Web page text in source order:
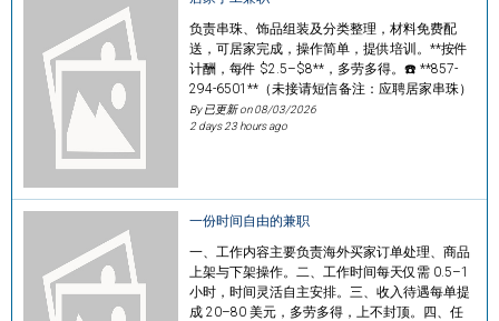
负责串珠、饰品组装及分类整理，材料免费配
送，可居家完成，操作简单，提供培训。**按件
计酬，每件 $2.5–$8**，多劳多得。☎️ **857-
294-6501**（未接请短信备注：应聘居家串珠）
By 已更新 on08/03/2026
2 days 23 hours ago
一份时间自由的兼职
一、工作内容主要负责海外买家订单处理、商品
上架与下架操作。二、工作时间每天仅需 0.5–1
小时，时间灵活自主安排。三、收入待遇每单提
成 20–80 美元，多劳多得，上不封顶。四、任